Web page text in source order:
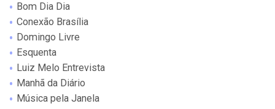
Bom Dia Dia
Conexão Brasília
Domingo Livre
Esquenta
Luiz Melo Entrevista
Manhã da Diário
Música pela Janela